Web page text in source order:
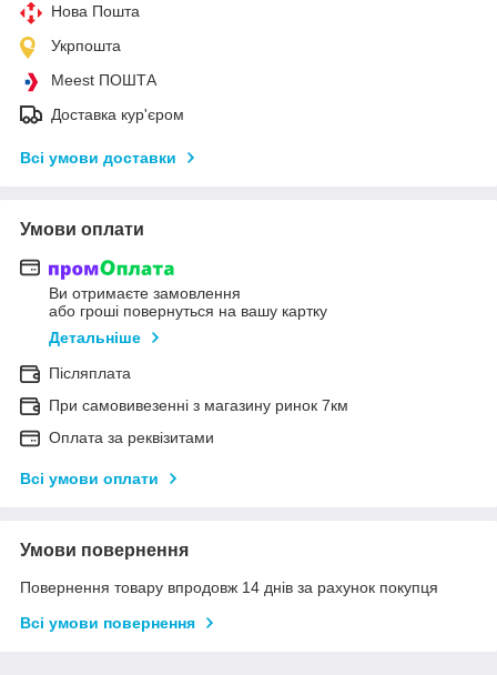
Нова Пошта
Укрпошта
Meest ПОШТА
Доставка кур'єром
Всі умови доставки
Умови оплати
Ви отримаєте замовлення
або гроші повернуться на вашу картку
Детальніше
Післяплата
При самовивезенні з магазину ринок 7км
Оплата за реквізитами
Всі умови оплати
Умови повернення
Повернення товару впродовж 14 днів за рахунок покупця
Всі умови повернення